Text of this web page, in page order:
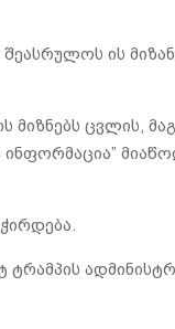
ის
მიზნებს ცვლის,
ტრამპის